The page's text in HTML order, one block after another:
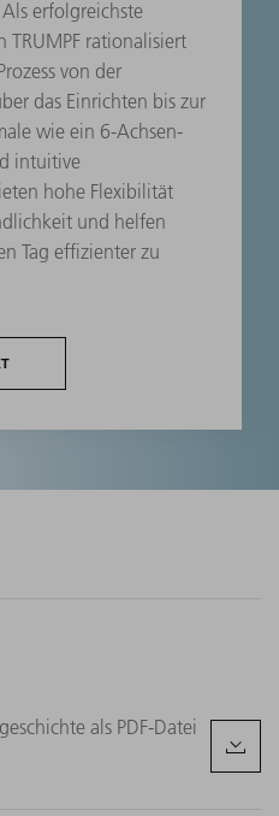
erfolgreichste
TRUMPF rationalisiert
von der
das Einrichten bis zur
wie ein 6-Achsen-
intuitive
hohe Flexibilität
und helfen
Tag effizienter zu
als PDF-Datei